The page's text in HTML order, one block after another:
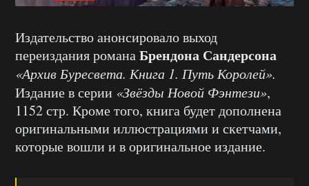
Издательство анонсировало выход
переиздания романаБрендона Сандерсона
«Архив Буресвета. Книга 1. Путь Королей».
Издание в серии «Звёзды Новой Фэнтези»,
1152 стр. Кроме того, книга будет дополнена
оригинальными иллюстрациями и скетчами,
которые вошли и в оригинальное издание.